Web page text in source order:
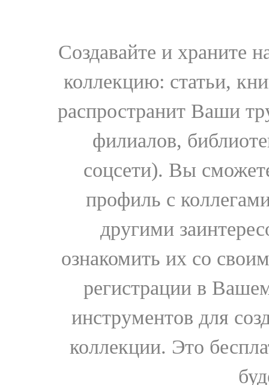
Создавайте и храните
коллекцию: статьи,
распространит Ваши
филиалов,
соцсети). Вы
профиль с
другими
ознакомить их со
регистрации в
инструментов для
коллекции. Это